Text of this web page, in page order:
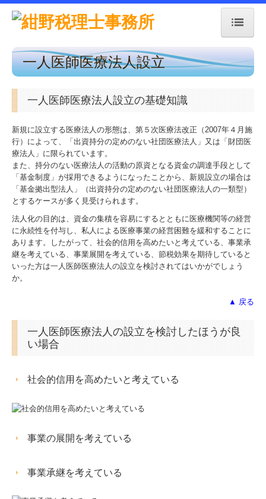
トップページ
交通案内
業務案内
採用情報
セミナー案内
料金について
FX4クラウド
病院・診療所の皆様へ
補助金・助成金・融資情報
経営者お役立ち情報
一人医師医療法人設立
一人医師医療法人設立の基礎知識
新規に設立する医療法人の形態は、第５次医療法改正（2007年４月施
行）によって、「出資持分の定めのない社団医療法人」又は「財団医
療法人」に限られています。
また、持分のない医療法人の活動の原資となる資金の調達手段として
「基金制度」が採用できるようになったことから、新規設立の場合は
「基金拠出型法人」（出資持分の定めのない社団医療法人の一類型）
とするケースが多く見受けられます。
法人化の目的は、資金の集積を容易にするとともに医療機関等の経営
に永続性を付与し、私人による医療事業の経営困難を緩和することに
あります。したがって、社会的信用を高めたいと考えている、事業承
継を考えている、事業展開を考えている、節税効果を期待していると
いった方は一人医師医療法人の設立を検討されてはいかがでしょう
か。
▲ 戻る
一人医師医療法人の設立を検討したほうが良
い場合
社会的信用を高めたいと考えている
事業の展開を考えている
事業承継を考えている